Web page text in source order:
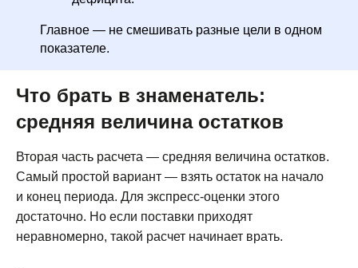
Главное — не смешивать разные цели в одном
показателе.
Что брать в знаменатель:
средняя величина остатков
Вторая часть расчета — средняя величина остатков.
Самый простой вариант — взять остаток на начало
и конец периода. Для экспресс-оценки этого
достаточно. Но если поставки приходят
неравномерно, такой расчет начинает врать.